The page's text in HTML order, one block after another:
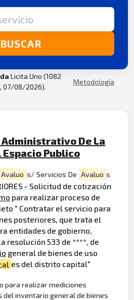
BUSCAR
Licita Uno (1082
07/08/2026).
Metodología
De La
Publico
Avaluo s/ Servicios De Avaluo s
- Solicitud de cotización
para realizar proceso de
" Contratar el servicio para
posteriores, que trata el
entidades de gobierno,
resolución 533 de ****, de
general de bienes de uso
es del distrito capital"
para realizar mediciones
inventario general de bienes